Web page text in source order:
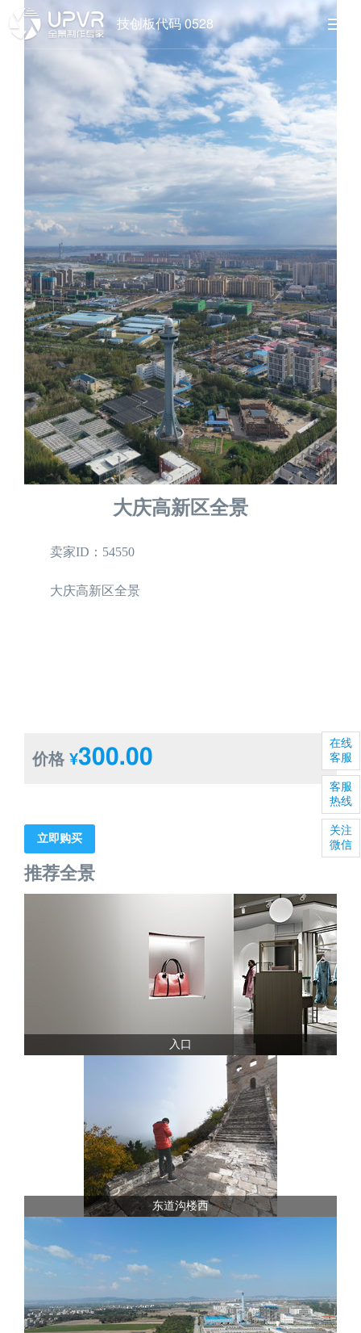
技创板代码 0528
大庆高新区全景
卖家ID：54550
大庆高新区全景
价格 ¥300.00
立即购买
推荐全景
入口
东道沟楼西
在线
客服
客服
热线
关注
微信